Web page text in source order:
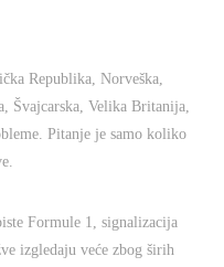
Republika, Norveška,
Švajcarska, Velika Britanija,
Pitanje je samo koliko
Formule 1, signalizacija
izgledaju veće zbog širih